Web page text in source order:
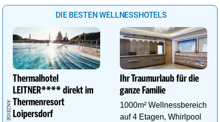
DIE BESTEN WELLNESSHOTELS
Thermalhotel
LEITNER**** direkt im
Thermenresort
Loipersdorf
Ihr Traumurlaub für die
ganze Familie
1000m² Wellnessbereich
auf 4 Etagen, Whirlpool